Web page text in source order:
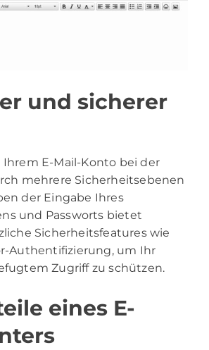
und sicherer
Ihrem E-Mail-Konto bei der
mehrere Sicherheitsebenen
der Eingabe Ihres
und Passworts bietet
Sicherheitsfeatures wie
Authentifizierung, um Ihr
Zugriff zu schützen.
eines E-